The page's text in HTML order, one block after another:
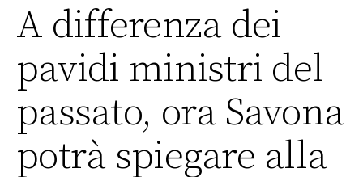
A differenza dei
pavidi ministri del
passato, ora Savona
potrà spiegare alla